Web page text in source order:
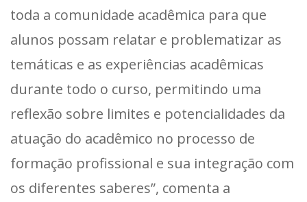
toda a comunidade acadêmica para que
alunos possam relatar e problematizar as
temáticas e as experiências acadêmicas
durante todo o curso, permitindo uma
reflexão sobre limites e potencialidades da
atuação do acadêmico no processo de
formação profissional e sua integração com
os diferentes saberes”, comenta a